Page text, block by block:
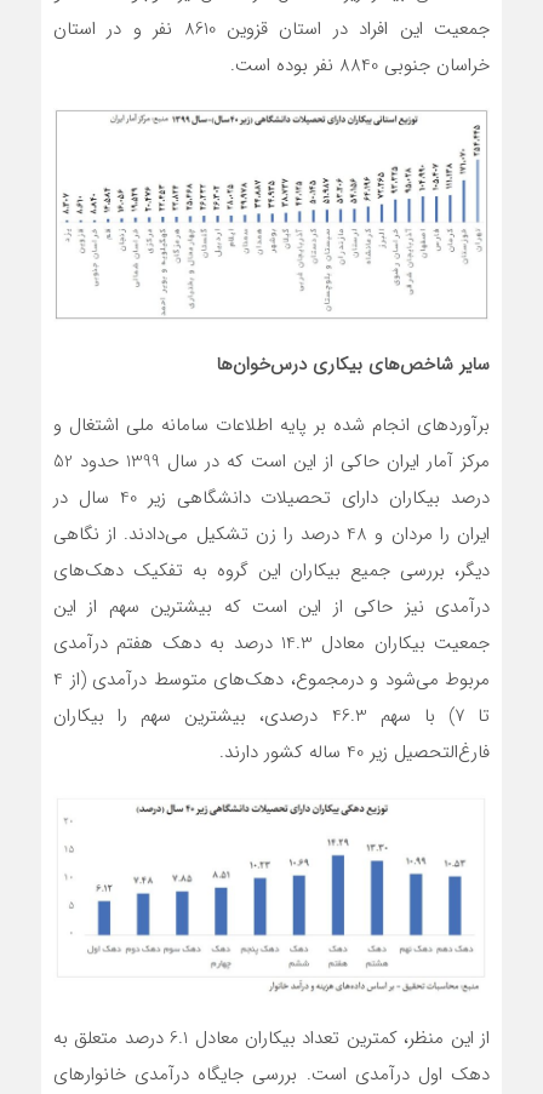
جمعیت این افراد در استان قزوین 8610 نفر و در استان
خراسان جنوبی 8840 نفر بوده است.
سایر شاخص‌های بیکاری درس‌خوان‌ها
برآوردهای انجام شده بر پایه اطلاعات سامانه ملی اشتغال و
مرکز آمار ایران حاکی از این است که در سال 1399 حدود 52
درصد بیکاران دارای تحصیلات دانشگاهی زیر 40 سال در
ایران را مردان و 48 درصد را زن تشکیل می‌دادند. از نگاهی
دیگر، بررسی جمیع بیکاران این گروه به تفکیک دهک‌های
درآمدی نیز حاکی از این است که بیشترین سهم از این
جمعیت بیکاران معادل 14.3 درصد به دهک هفتم درآمدی
مربوط می‌شود و درمجموع، دهک‌های متوسط درآمدی (از 4
تا 7) با سهم 46.3 درصدی، بیشترین سهم را بیکاران
فارغ‌التحصیل زیر 40 ساله کشور دارند.
از این منظر، کمترین تعداد بیکاران معادل 6.1 درصد متعلق به
دهک اول درآمدی است. بررسی جایگاه درآمدی خانوارهای